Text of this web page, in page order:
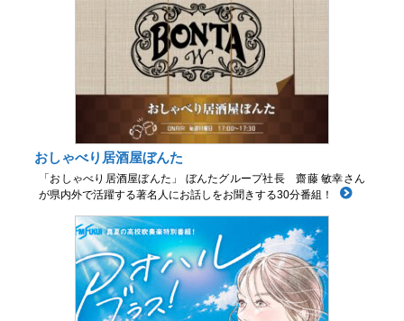
おしゃべり居酒屋ぼんた
「おしゃべり居酒屋ぼんた」 ぼんたグループ社長 齋藤 敏幸さん
が県内外で活躍する著名人にお話しをお聞きする30分番組！